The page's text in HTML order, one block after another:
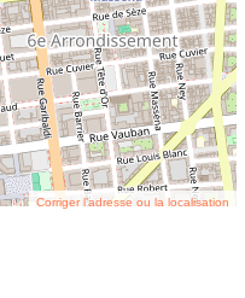
Corriger l’adresse ou la localisation